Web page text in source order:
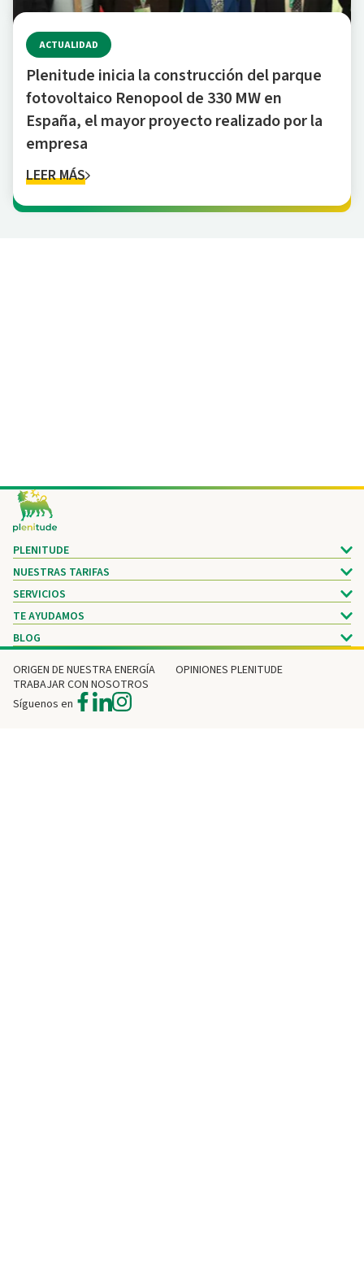
ACTUALIDAD
Plenitude inicia la construcción del parque
fotovoltaico Renopool de 330 MW en
España, el mayor proyecto realizado por la
empresa
LEER MÁS
Footer
PLENITUDE
NUESTRAS TARIFAS
SERVICIOS
TE AYUDAMOS
BLOG
ORIGEN DE NUESTRA ENERGÍA
OPINIONES PLENITUDE
TRABAJAR CON NOSOTROS
Síguenos en